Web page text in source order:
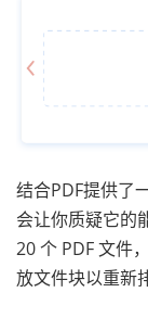
结合PDF提供了
会让你质疑它的
20 个 PDF 文件
放文件块以重新